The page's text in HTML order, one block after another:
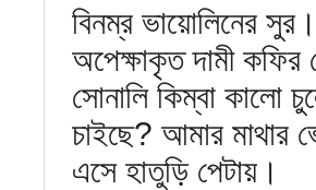
বিনম্র ভায়োলিনের
অপেক্ষাকৃত দামী কফির
সোনালি কিম্বা কালো
চাইছে? আমার মাথার
এসে হাতুড়ি পেটায়।